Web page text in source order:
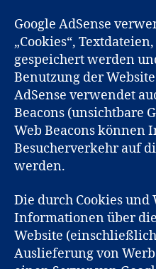
Google AdSense
„Cookies“,
gespeichert werden
Benutzung der
AdSense verwendet
Beacons (unsichtbare
Web Beacons können
Besucherverkehr auf
werden.
Die durch Cookies und
Informationen über
Website
Auslieferung von